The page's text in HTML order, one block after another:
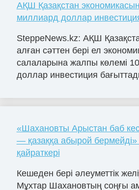
АҚШ Қазақстан
миллиард доллар
SteppeNews.kz: АҚШ
алған сәттен бері ел
салаларына жалпы көлемі
доллар инвестиция
«Шахановты Арыстан баб
— қазаққа абырой
қайраткері
Кешеден бері әлеуметтік
Мұхтар Шахановтың соңғы